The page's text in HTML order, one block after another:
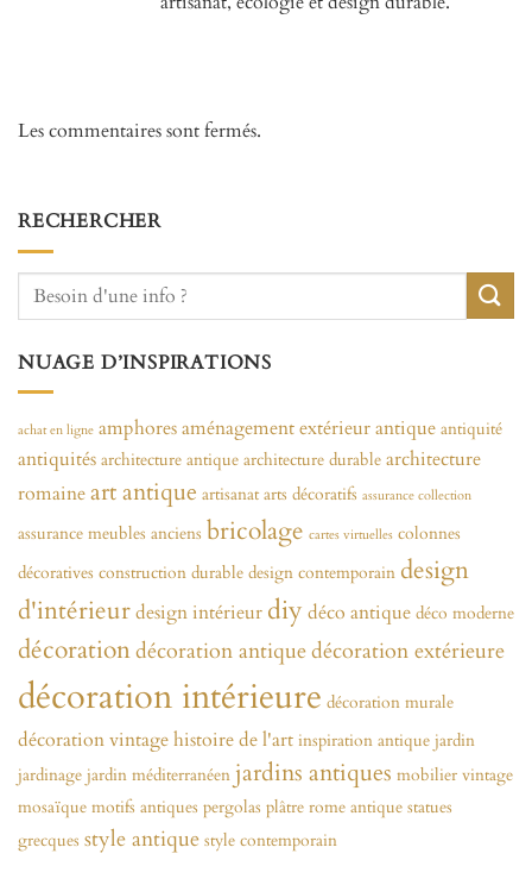
Les commentaires sont fermés.
RECHERCHER
NUAGE D’INSPIRATIONS
achat en ligne amphoresaménagement extérieurantique antiquité
antiquités architecture antique architecture durable architecture
romaineart antique artisanat arts décoratifs assurance collection
assurance meubles anciens bricolage cartes virtuelles colonnes
décoratives construction durable design contemporain design
d'intérieurdesign intérieur diy déco antique déco moderne
décorationdécoration antiquedécoration extérieure
décoration intérieure décoration murale
décoration vintagehistoire de l'art inspiration antique jardin
jardinage jardin méditerranéen jardins antiques mobilier vintage
mosaïque motifs antiques pergolas plâtre rome antique statues
grecques style antique style contemporain